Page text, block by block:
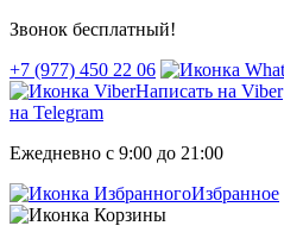
Звонок бесплатный!
+7 (977) 450 22 06
Написать на Viber
на Telegram
Ежедневно с 9:00 до 21:00
Избранное